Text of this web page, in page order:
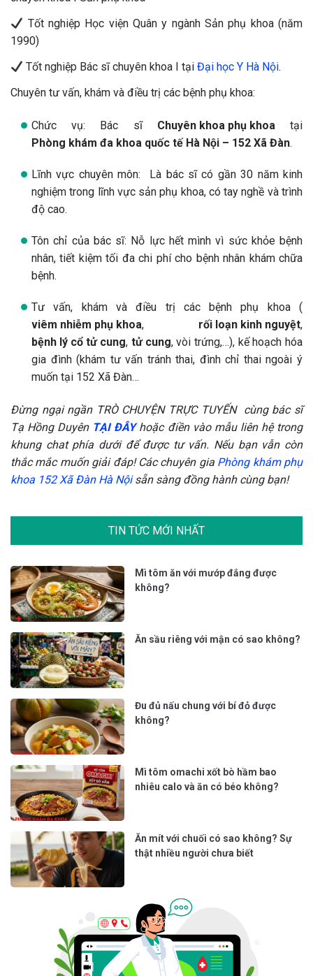
024.39.152.152
hoặc click chọn [
Tư vấn sức khỏe sinh sản và các bệnh phụ khoa,
toàn
TẠI ĐÂY
Bài viết được sự tham vấn của:BS Tạ Hồng Duyên Bác sĩ
chuyên khoa I Sản phụ khoa
Tốt nghiệp Học viện Quân y ngành Sản phụ khoa (năm
1990)
Tốt nghiệp Bác sĩ chuyên khoa I tại
Chuyên tư vấn, khám và điều trị các bệnh phụ khoa:
Chức vụ: Bác sĩChuyên khoa phụ khoatại
Phòng khám đa khoa quốc tế Hà Nội – 152 Xã Đàn.
nghiệm trong lĩnh vực sản phụ khoa, có tay nghề và trình
độ cao.
Tôn chỉ của bác sĩ: Nỗ lực hết mình vì sức khỏe bệnh
nhân, tiết kiệm tối đa chi phí cho bệnh nhân khám chữa
Tư vấn, khám và điều trị các bệnh phụ khoa (
viêm nhiễm phụ khoa,rối loạn kinh nguyệt,
gia đình (khám tư vấn tránh thai, đình chỉ thai ngoài ý
muốn tại 152 Xã Đàn…
Tạ Hồng DuyênTẠI ĐÂYhoặc điền vào mẫu liên hệ trong
khung chat phía dưới để được tư vấn. Nếu bạn vẫn còn
thắc mắc muốn giải đáp! Các chuyên gia
khoa 152 Xã Đàn Hà Nội
sẵn sàng đồng hành cùng bạn!
TIN TỨC MỚI NHẤT
Mì tôm ăn với mướp đắng được
Ăn sầu riêng với mận có sao không?
Đu đủ nấu chung với bí đỏ được
không?